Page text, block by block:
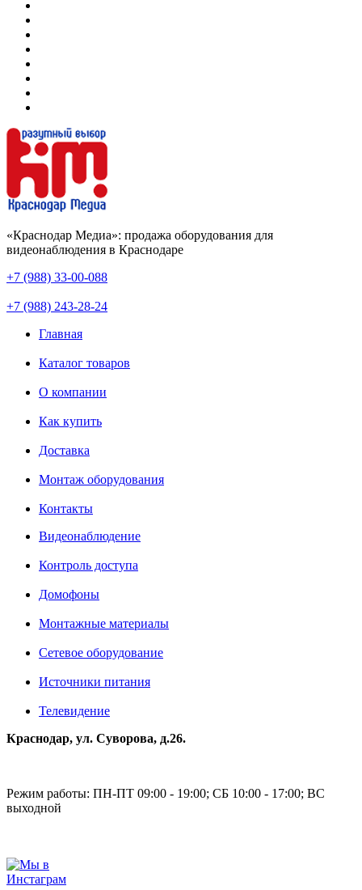
«Краснодар Медиа»: продажа оборудования для
видеонаблюдения в Краснодаре
+7 (988) 33-00-088
+7 (988) 243-28-24
Главная
Каталог товаров
О компании
Как купить
Доставка
Монтаж оборудования
Контакты
Видеонаблюдение
Контроль доступа
Домофоны
Монтажные материалы
Сетевое оборудование
Источники питания
Телевидение
Краснодар, ул. Суворова, д.26.
Режим работы: ПН-ПТ 09:00 - 19:00; СБ 10:00 - 17:00; ВС
выходной